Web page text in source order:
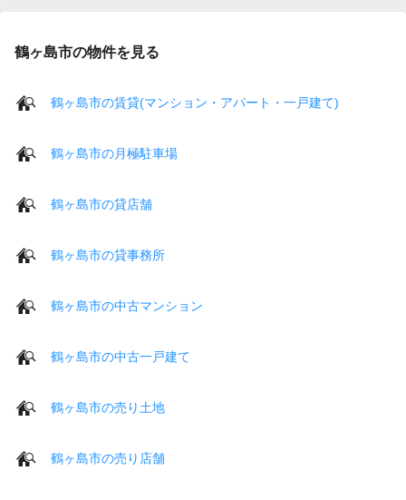
鶴ヶ島市の物件を見る
鶴ヶ島市の賃貸(マンション・アパート・一戸建て)
鶴ヶ島市の月極駐車場
鶴ヶ島市の貸店舗
鶴ヶ島市の貸事務所
鶴ヶ島市の中古マンション
鶴ヶ島市の中古一戸建て
鶴ヶ島市の売り土地
鶴ヶ島市の売り店舗